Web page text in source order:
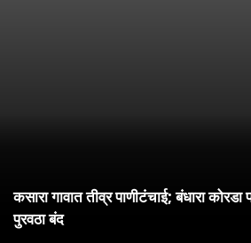
कसारा गावात तीव्र पाणीटंचाई; बंधारा कोरडा
पुरवठा बंद